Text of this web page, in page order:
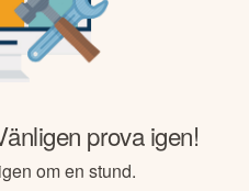
prova igen!
om en stund.